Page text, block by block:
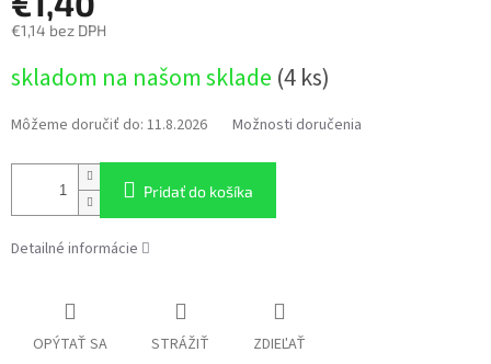
€1,14 bez DPH
cena:
skladom na našom sklade (4 ks)
Môžeme doručiť do: 11.8.2026 Možnosti doručenia
Pridať do košíka
Detailné informácie
OPÝTAŤ SA STRÁŽIŤ ZDIEĽAŤ